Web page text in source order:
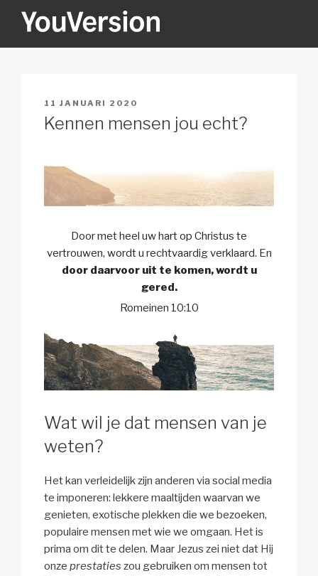
YOUVERSION
GEPLAATST
OP
11 JANUARI 2020
Kennen mensen jou echt?
Door met heel uw hart op Christus te
vertrouwen, wordt u rechtvaardig verklaard. En
door daarvoor uit te komen, wordt u
gered.
Romeinen 10:10
Wat wil je dat mensen van je
weten?
Het kan verleidelijk zijn anderen via social media
te imponeren: lekkere maaltijden waarvan we
genieten, exotische plekken die we bezoeken,
populaire mensen met wie we omgaan. Het is
prima om dit te delen. Maar Jezus zei niet dat Hij
onze prestaties zou gebruiken om mensen tot